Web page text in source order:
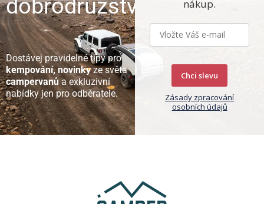
dobrodružství
Dostávej pravidelné tipy pro
kempování, novinkyze světa
campervanůa exkluzivní
nabídky jen pro odběratele.
nákup.
Chci slevu
Zásady zpracování
osobních údajů